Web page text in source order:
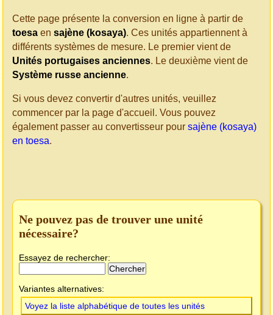
Cette page présente la conversion en ligne à partir de
toesa en sajène (kosaya). Ces unités appartiennent à
différents systèmes de mesure. Le premier vient de
Unités portugaises anciennes. Le deuxième vient de
Système russe ancienne.
Si vous devez convertir d'autres unités, veuillez
commencer par la page d'accueil. Vous pouvez
également passer au convertisseur pour sajène (kosaya)
en toesa.
Ne pouvez pas de trouver une unité
nécessaire?
Essayez de rechercher:
Variantes alternatives:
Voyez la liste alphabétique de toutes les unités